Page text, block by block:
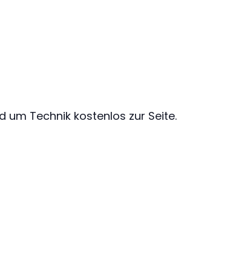
Technik kostenlos zur Seite.